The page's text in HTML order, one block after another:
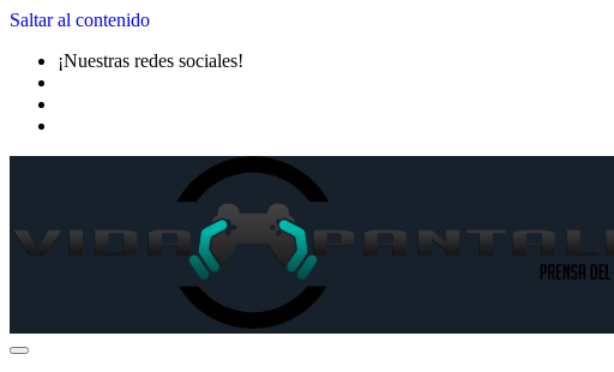
Saltar al contenido
¡Nuestras redes sociales!